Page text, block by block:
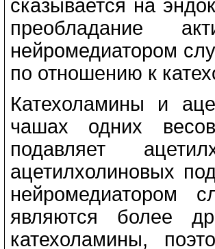
сказывается на
преобладание
нейромедиатором
по отношению к
Катехоламины и
чашах одних
подавляет
ацетилхолиновых
нейромедиатором
являются более
катехоламины,